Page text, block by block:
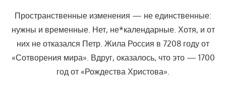
Пространственные изменения — не единственные:
нужны и временные. Нет, не*календарные. Хотя, и от
них не отказался Петр. Жила Россия в 7208 году от
«Сотворения мира». Вдруг, оказалось, что это — 1700
год от «Рождества Христова».